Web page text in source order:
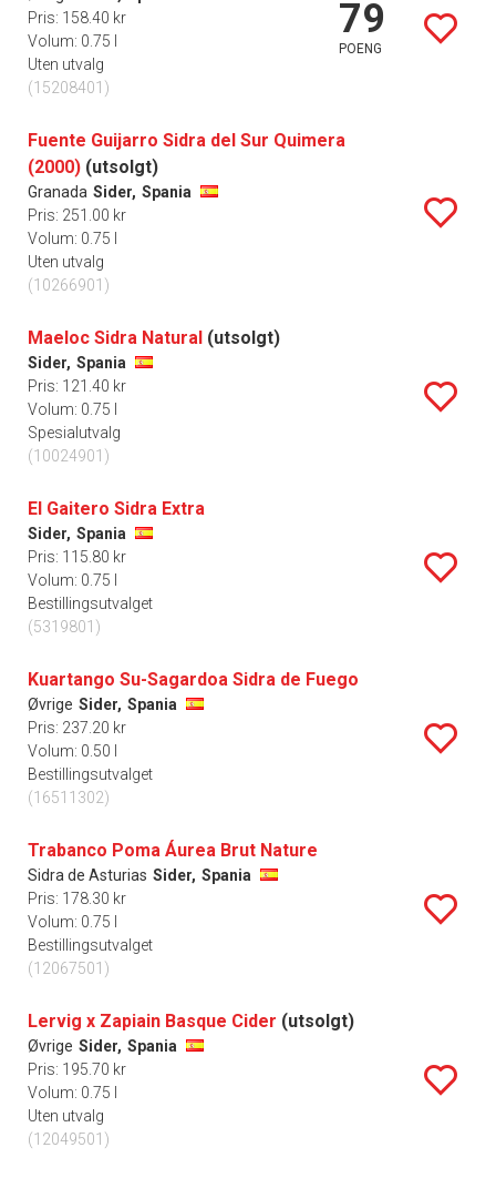
Pris: 158.40 kr
Volum: 0.75 l
Uten utvalg
(15208401)
79
POENG
Fuente Guijarro Sidra del Sur Quimera
(2000) (utsolgt)
Granada Sider, Spania
Pris: 251.00 kr
Volum: 0.75 l
Uten utvalg
(10266901)
Maeloc Sidra Natural (utsolgt)
Sider, Spania
Pris: 121.40 kr
Volum: 0.75 l
Spesialutvalg
(10024901)
El Gaitero Sidra Extra
Sider, Spania
Pris: 115.80 kr
Volum: 0.75 l
Bestillingsutvalget
(5319801)
Kuartango Su-Sagardoa Sidra de Fuego
Øvrige Sider, Spania
Pris: 237.20 kr
Volum: 0.50 l
Bestillingsutvalget
(16511302)
Trabanco Poma Áurea Brut Nature
Sidra de Asturias Sider, Spania
Pris: 178.30 kr
Volum: 0.75 l
Bestillingsutvalget
(12067501)
Lervig x Zapiain Basque Cider (utsolgt)
Øvrige Sider, Spania
Pris: 195.70 kr
Volum: 0.75 l
Uten utvalg
(12049501)